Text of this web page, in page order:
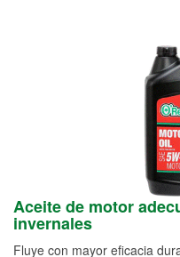
Aceite de motor
invernales
Fluye con mayor eficacia